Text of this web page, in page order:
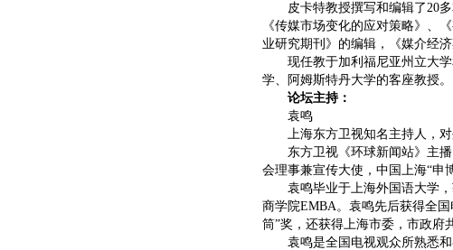
皮卡特教授撰写和编辑了20多
《传媒市场变化的应对策略》、
业研究期刊》的编辑，《媒介经
现任教于加利福尼亚州立大学
学、阿姆斯特丹大学的客座教授。
论坛主持：
袁鸣
上海东方卫视知名主持人，对
东方卫视《环球新闻站》主播
会理事兼宣传大使，中国上海“申
袁鸣毕业于上海外国语大学，
商学院EMBA。袁鸣先后获得全
筒”奖，还获得上海市委，市政府
袁鸣是全国电视观众所熟悉和